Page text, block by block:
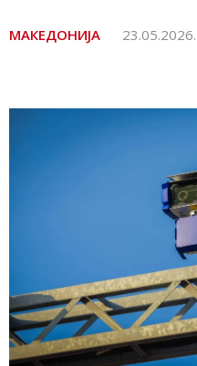
МАКЕДОНИЈА 23.05.2026.